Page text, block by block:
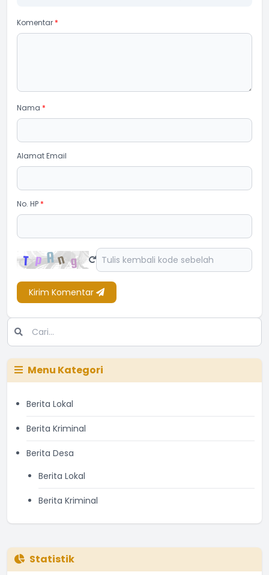
Komentar *
Nama *
Alamat Email
No. HP *
Kirim Komentar
Menu Kategori
Berita Lokal
Berita Kriminal
Berita Desa
Berita Lokal
Berita Kriminal
Statistik